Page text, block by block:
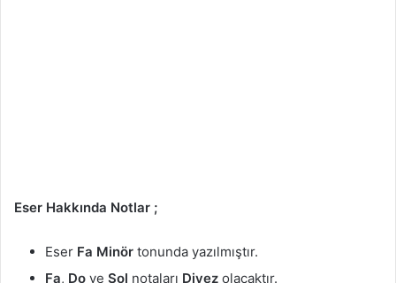
Eser Hakkında Notlar ;
Eser Fa Minör tonunda yazılmıştır.
Fa, Do ve Sol notaları Diyez olacaktır.